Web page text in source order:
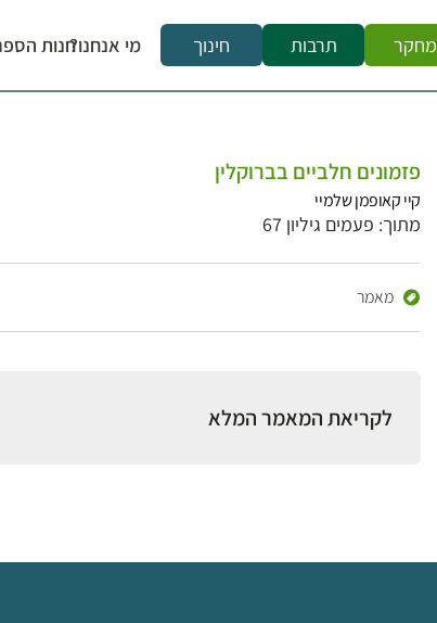
מחקר תרבות חינוך מי אנחנו?חנות
פזמונים חלביים בברוקלין
קיי קאופמן שלמיי
מתוך: פעמים גיליון 67
מאמר
לקריאת המאמר המלא